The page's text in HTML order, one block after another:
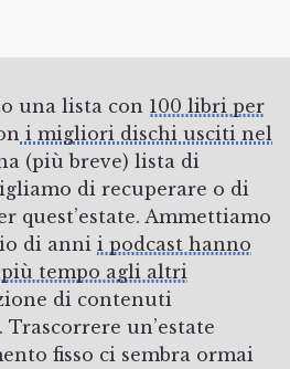
una lista con 100 libri per
i migliori dischi usciti nel
(più breve) lista di
di recuperare o di
quest’estate. Ammettiamo
di anni i podcast hanno
tempo agli altri
di contenuti
un’estate
fisso ci sembra ormai